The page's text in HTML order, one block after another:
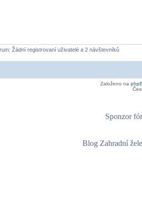
Žádní registrovaní uživatelé a 2 návštevníků
Založeno na
Sponzor
Blog Zahradní